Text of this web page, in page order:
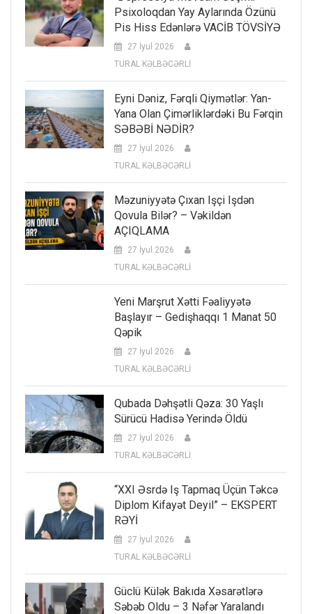
Psixoloqdan Yay Aylarında Özünü
Pis Hiss Edənlərə VACİB TÖVSİYƏ
27 İyul 2026
TURAL KƏLBƏCƏRLİ
Eyni Dəniz, Fərqli Qiymətlər: Yan-
Yana Olan Çimərliklərdəki Bu Fərqin
SƏBƏBİ NƏDİR?
27 İyul 2026
TURAL KƏLBƏCƏRLİ
Məzuniyyətə Çıxan Işçi Işdən
Qovula Bilər? – Vəkildən
AÇIQLAMA
27 İyul 2026
TURAL KƏLBƏCƏRLİ
Yeni Marşrut Xətti Fəaliyyətə
Başlayır – Gedişhaqqı 1 Manat 50
Qəpik
27 İyul 2026
TURAL KƏLBƏCƏRLİ
Qubada Dəhşətli Qəza: 30 Yaşlı
Sürücü Hadisə Yerində Öldü
27 İyul 2026
TURAL KƏLBƏCƏRLİ
“XXI Əsrdə Iş Tapmaq Üçün Təkcə
Diplom Kifayət Deyil” – EKSPERT
RƏYİ
27 İyul 2026
TURAL KƏLBƏCƏRLİ
Güclü Külək Bakıda Xəsarətlərə
Səbəb Oldu – 3 Nəfər Yaralandı